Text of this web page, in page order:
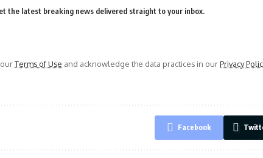
the latest breaking news delivered straight to your inbox.
Terms of Use and acknowledge the data practices in ourPrivacy
Facebook